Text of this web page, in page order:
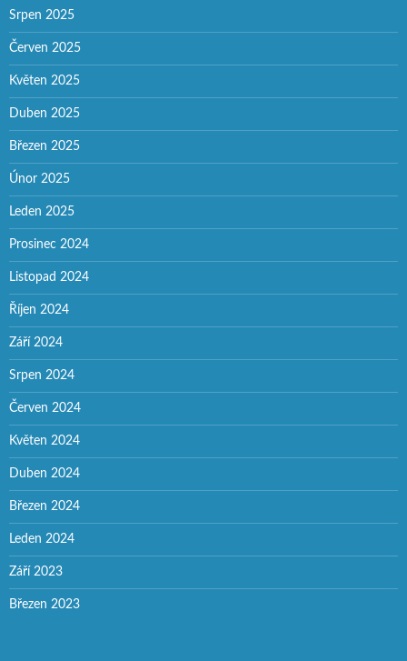
Srpen 2025
Červen 2025
Květen 2025
Duben 2025
Březen 2025
Únor 2025
Leden 2025
Prosinec 2024
Listopad 2024
Říjen 2024
Září 2024
Srpen 2024
Červen 2024
Květen 2024
Duben 2024
Březen 2024
Leden 2024
Září 2023
Březen 2023